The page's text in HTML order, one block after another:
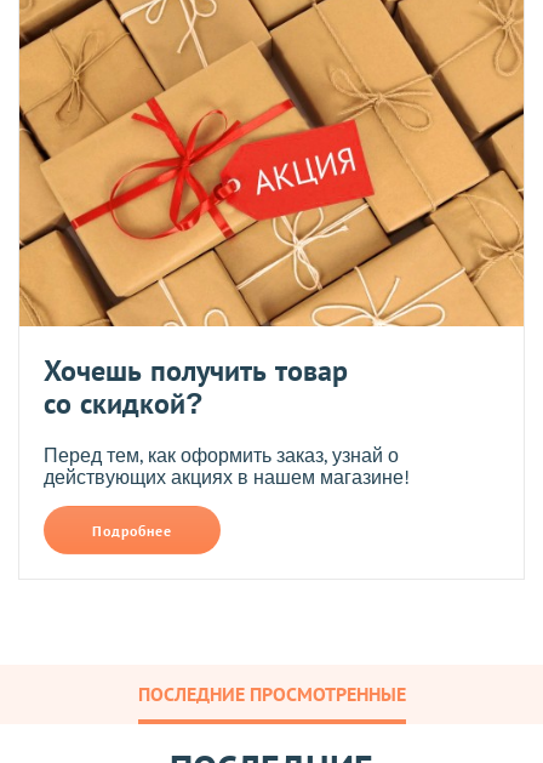
Хочешь получить товар
со скидкой?
Перед тем, как оформить заказ, узнай о
действующих акциях в нашем магазине!
Подробнее
ПОСЛЕДНИЕ ПРОСМОТРЕННЫЕ